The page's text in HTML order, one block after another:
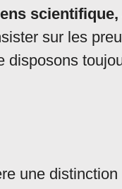
scientifique,
sur les
disposons
une distinction